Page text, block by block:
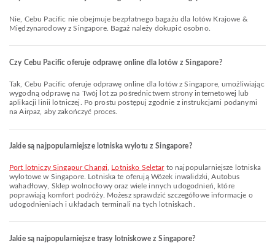
Nie, Cebu Pacific nie obejmuje bezpłatnego bagażu dla lotów Krajowe &
Międzynarodowy z Singapore. Bagaż należy dokupić osobno.
Czy Cebu Pacific oferuje odprawę online dla lotów z Singapore?
Tak, Cebu Pacific oferuje odprawę online dla lotów z Singapore, umożliwiając
wygodną odprawę na Twój lot za pośrednictwem strony internetowej lub
aplikacji linii lotniczej. Po prostu postępuj zgodnie z instrukcjami podanymi
na Airpaz, aby zakończyć proces.
Jakie są najpopularniejsze lotniska wylotu z Singapore?
Port lotniczy Singapur Changi Lotnisko Seletarto najpopularniejsze lotniska
wylotowe w Singapore. Lotniska te oferują Wózek inwalidzki, Autobus
wahadłowy, Sklep wolnocłowy oraz wiele innych udogodnień, które
poprawiają komfort podróży. Możesz sprawdzić szczegółowe informacje o
udogodnieniach i układach terminali na tych lotniskach.
Jakie są najpopularniejsze trasy lotniskowe z Singapore?